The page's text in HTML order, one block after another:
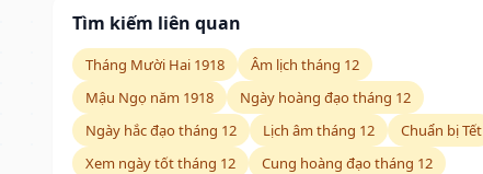
Tìm kiếm liên quan
Tháng Mười Hai 1918
Âm lịch tháng 12
Mậu Ngọ năm 1918
Ngày hoàng đạo tháng 12
Ngày hắc đạo tháng 12
Lịch âm tháng 12
Chuẩn bị Tết
Xem ngày tốt tháng 12
Cung hoàng đạo tháng 12